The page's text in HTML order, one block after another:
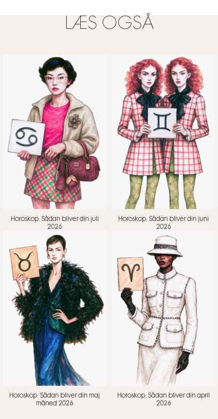
LÆS OGSÅ
Horoskop: Sådan bliver din juli
2026
Horoskop: Sådan bliver din juni
2026
Horoskop: Sådan bliver din maj
måned 2026
Horoskop: Sådan bliver din april
2026